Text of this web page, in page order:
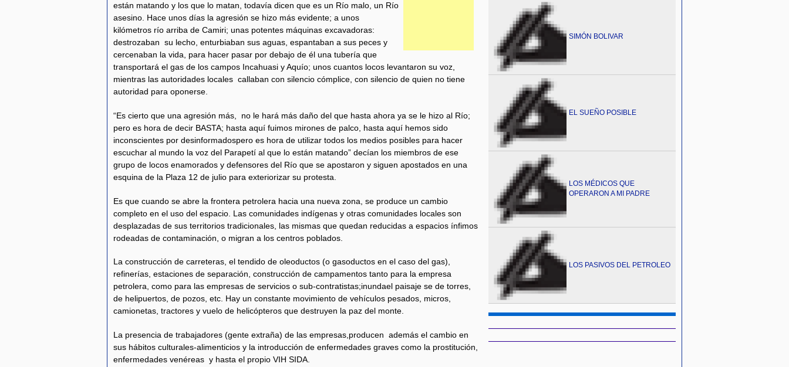
están matando y los que lo matan, todavía dicen que es un Río malo, un Río
asesino. Hace unos días la agresión se hizo más evidente; a unos
kilómetros río arriba de Camiri; unas potentes máquinas excavadoras:
destrozaban su lecho, enturbiaban sus aguas, espantaban a sus peces y
cercenaban la vida, para hacer pasar por debajo de él una tubería que
transportará el gas de los campos Incahuasi y Aquío; unos cuantos locos levantaron su voz,
mientras las autoridades locales callaban con silencio cómplice, con silencio de quien no tiene
autoridad para oponerse.
“Es cierto que una agresión más, no le hará más daño del que hasta ahora ya se le hizo al Río;
pero es hora de decir BASTA; hasta aquí fuimos mirones de palco, hasta aquí hemos sido
inconscientes por desinformadospero es hora de utilizar todos los medios posibles para hacer
escuchar al mundo la voz del Parapetí al que lo están matando” decían los miembros de ese
grupo de locos enamorados y defensores del Río que se apostaron y siguen apostados en una
esquina de la Plaza 12 de julio para exteriorizar su protesta.
Es que cuando se abre la frontera petrolera hacia una nueva zona, se produce un cambio
completo en el uso del espacio. Las comunidades indígenas y otras comunidades locales son
desplazadas de sus territorios tradicionales, las mismas que quedan reducidas a espacios ínfimos
rodeadas de contaminación, o migran a los centros poblados.
La construcción de carreteras, el tendido de oleoductos (o gasoductos en el caso del gas),
refinerías, estaciones de separación, construcción de campamentos tanto para la empresa
petrolera, como para las empresas de servicios o sub-contratistas;inundael paisaje se de torres,
de helipuertos, de pozos, etc. Hay un constante movimiento de vehículos pesados, micros,
camionetas, tractores y vuelo de helicópteros que destruyen la paz del monte.
La presencia de trabajadores (gente extraña) de las empresas,producen además el cambio en
sus hábitos culturales-alimenticios y la introducción de enfermedades graves como la prostitución,
enfermedades venéreas y hasta el propio VIH SIDA.
SIMÓN BOLIVAR
EL SUEÑO POSIBLE
LOS MÉDICOS QUE
OPERARON A MI PADRE
LOS PASIVOS DEL PETROLEO